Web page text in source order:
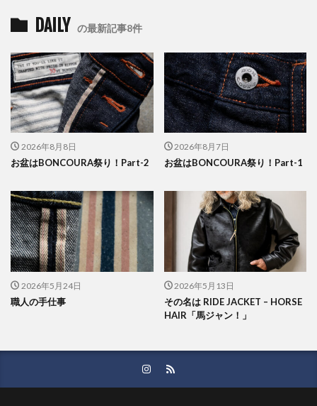
DAILY の最新記事8件
2026年8月8日
お盆はBONCOURA祭り！Part-2
2026年8月7日
お盆はBONCOURA祭り！Part-1
2026年5月24日
職人の手仕事
2026年5月13日
その名は RIDE JACKET – HORSE
HAIR「馬ジャン！」